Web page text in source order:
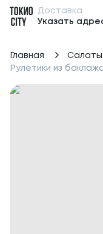
Доставка
Указать
Главная
Салаты
Рулетики из